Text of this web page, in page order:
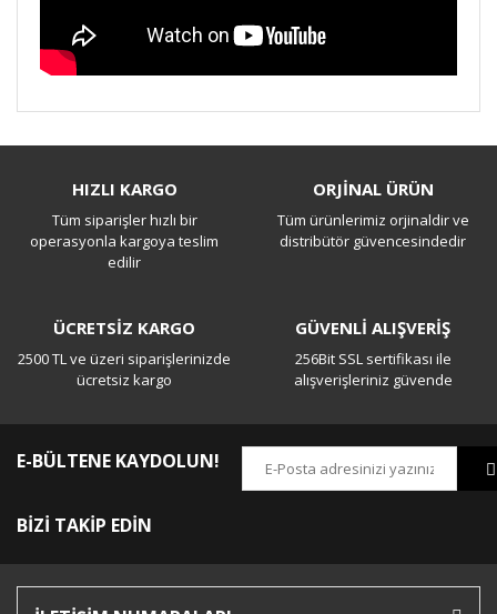
Yorum Yaz
HIZLI KARGO
Tüm siparişler hızlı bir
operasyonla kargoya teslim
edilir
ORJİNAL ÜRÜN
Tüm ürünlerimiz orjinaldir ve
distribütör güvencesindedir
ÜCRETSİZ KARGO
2500 TL ve üzeri siparişlerinizde
ücretsiz kargo
GÜVENLİ ALIŞVERİŞ
256Bit SSL sertifikası ile
alışverişleriniz güvende
E-BÜLTENE KAYDOLUN!
BİZİ TAKİP EDİN